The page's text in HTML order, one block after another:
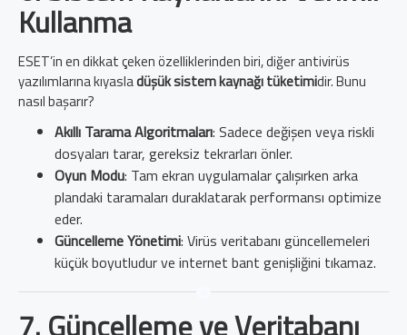
Kullanma
ESET’in en dikkat çeken özelliklerinden biri, diğer antivirüs
yazılımlarına kıyasladüşük sistem kaynağı tüketimidir. Bunu
nasıl başarır?
Akıllı Tarama Algoritmaları: Sadece değişen veya riskli
dosyaları tarar, gereksiz tekrarları önler.
Oyun Modu: Tam ekran uygulamalar çalışırken arka
plandaki taramaları duraklatarak performansı optimize
eder.
Güncelleme Yönetimi: Virüs veritabanı güncellemeleri
küçük boyutludur ve internet bant genişliğini tıkamaz.
7. Güncelleme ve Veritabanı